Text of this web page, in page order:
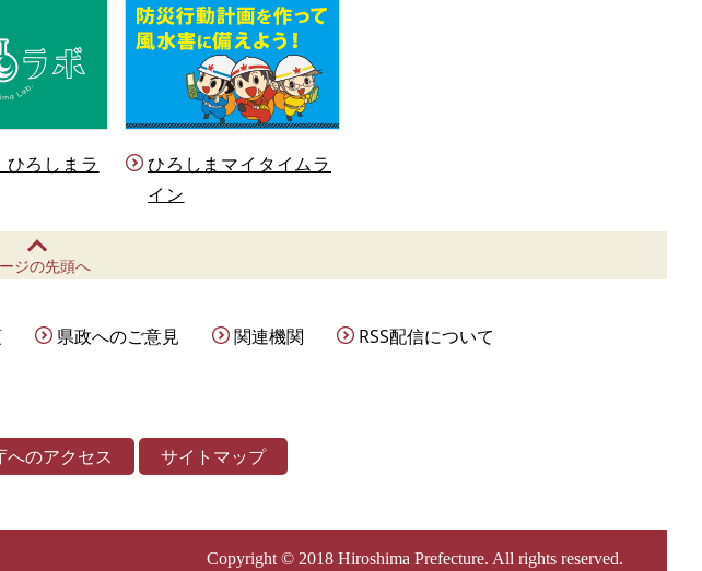
ひろしまラ
ひろしまマイタイムラ
イン
ジの先頭へ
県政へのご意見 関連機関 RSS配信について
へのアクセス サイトマップ
Copyright © 2018 Hiroshima Prefecture. All rights reserved.